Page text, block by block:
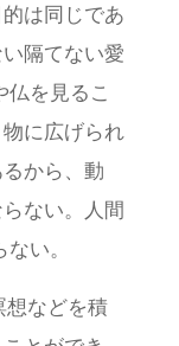
は同じであ
隔てない愛
を見るこ
に広げられ
から、動
ない。人間
い。
想などを積